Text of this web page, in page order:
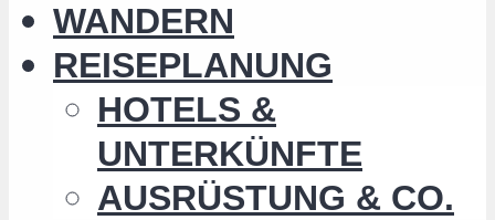
WANDERN
REISEPLANUNG
HOTELS &
UNTERKÜNFTE
AUSRÜSTUNG & CO.